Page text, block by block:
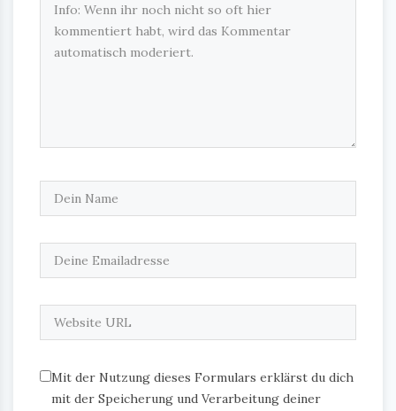
Mit der Nutzung dieses Formulars erklärst du dich
mit der Speicherung und Verarbeitung deiner